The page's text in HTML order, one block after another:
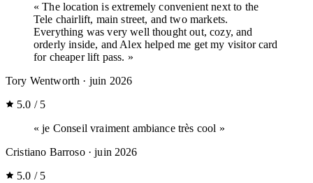
« The location is extremely convenient next to the
Tele chairlift, main street, and two markets.
Everything was very well thought out, cozy, and
orderly inside, and Alex helped me get my visitor card
for cheaper lift pass. »
Tory Wentworth · juin 2026
5.0 / 5
« je Conseil vraiment ambiance très cool »
Cristiano Barroso· juin 2026
5.0 / 5